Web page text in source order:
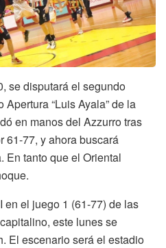
se disputará el segundo
“Luis Ayala” de la
en manos del Azzurro tras
61-77, y ahora buscará
En tanto que el Oriental
el juego 1 (61-77) de las
este lunes se
El escenario será el estadio